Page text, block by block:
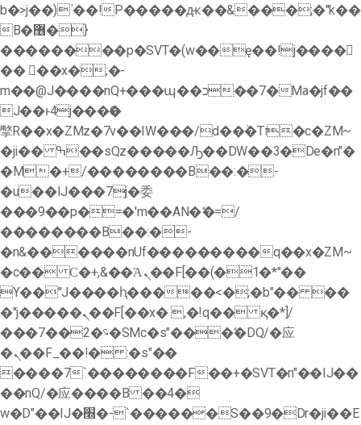
b�>j��)΄��!P�����ԫ��&���;�"k��
B�޶�}
��������p�SVT�(w��ę��!j����
�� ��x�;�-
m��@J����nQ+���պ��כ��7�Ma�jf��
J��ͱ4j���Ѳ�
撆R��x�ZMz�7v��IW���/d��ٞ�Тז�c�ZM~
�ji�� ߒ��sQz�����Ԡ��DW��3�De�n"�
�M�+/��������B��:�-
�u��IJ���7j�委
���9��p�=�'m��AN�ޭ�=/
��������B��:�-
�n&������nUf���������q��x�ZM~
�c�� Ϲ�+,&��Ὰܢ��F[��(�1�*"��
ϒ��"J����ԧ�����<�;�b"�� ��
�"j�����ܢ��F[��x� ,�!q�� қ�*]/
���؝�2��7�SMc�s"���ޭ�DQ/�应
�ܢ��F_��!� :�s"��
����7`��������F��+�SVT�n"��IJ��
��nQ/�应����B ��4�
w�D"��IJ�׭�-`������S��9�Dr�ji��E